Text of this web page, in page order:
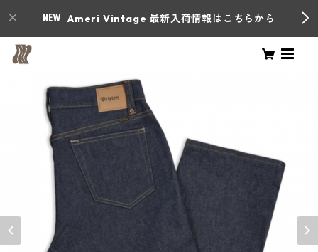
Ameri Vintage 最新入荷情報はこちらから